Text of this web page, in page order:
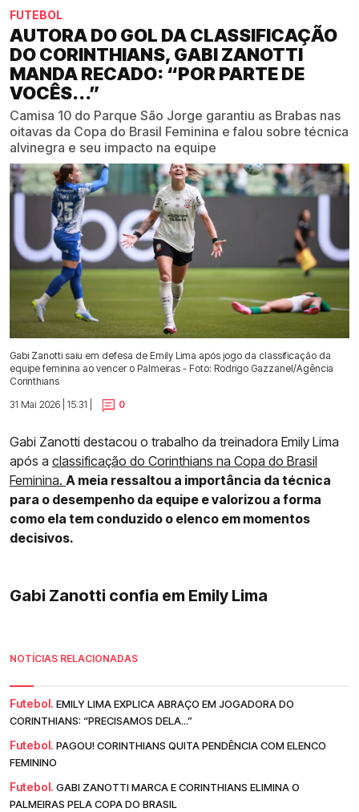
FUTEBOL
AUTORA DO GOL DA CLASSIFICAÇÃO
DO CORINTHIANS, GABI ZANOTTI
MANDA RECADO: “POR PARTE DE
VOCÊS...”
Camisa 10 do Parque São Jorge garantiu as Brabas nas
oitavas da Copa do Brasil Feminina e falou sobre técnica
alvinegra e seu impacto na equipe
Gabi Zanotti saiu em defesa de Emily Lima após jogo da classificação da
equipe feminina ao vencer o Palmeiras - Foto: Rodrigo Gazzanel/Agência
Corinthians
31 Mai 2026 | 15:31 |
0
Gabi Zanotti destacou o trabalho da treinadora Emily Lima
após a classificação do Corinthians na Copa do Brasil
Feminina. A meia ressaltou a importância da técnica
para o desempenho da equipe e valorizou a forma
como ela tem conduzido o elenco em momentos
decisivos.
Gabi Zanotti confia em Emily Lima
NOTÍCIAS RELACIONADAS
Futebol. EMILY LIMA EXPLICA ABRAÇO EM JOGADORA DO
CORINTHIANS: “PRECISAMOS DELA...”
Futebol. PAGOU! CORINTHIANS QUITA PENDÊNCIA COM ELENCO
FEMININO
Futebol. GABI ZANOTTI MARCA E CORINTHIANS ELIMINA O
PALMEIRAS PELA COPA DO BRASIL